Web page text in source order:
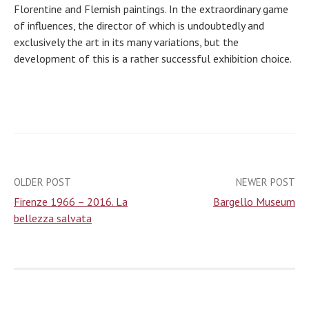
Florentine and Flemish paintings. In the extraordinary game
of influences, the director of which is undoubtedly and
exclusively the art in its many variations, but the
development of this is a rather successful exhibition choice.
Post
navigation
OLDER POST
Firenze 1966 – 2016. La
bellezza salvata
NEWER POST
Bargello Museum